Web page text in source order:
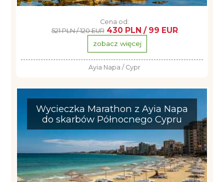
Cena od:
521 PLN / 120 EUR 430 PLN / 99 EUR
zobacz więcej
Ayia Napa / Cypr
Wycieczka Marathon z Ayia Napa
do skarbów Północnego Cypru